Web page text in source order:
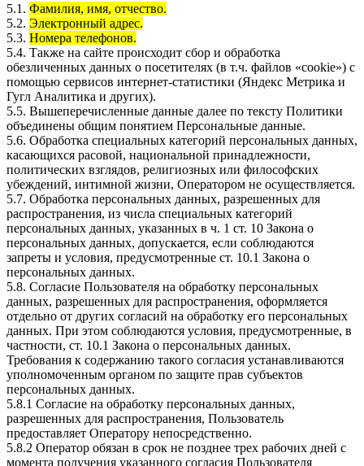
5.1. Фамилия, имя, отчество.
5.2. Электронный адрес.
5.3. Номера телефонов.
5.4. Также на сайте происходит сбор и обработка
обезличенных данных о посетителях (в т.ч. файлов «cookie») с
помощью сервисов интернет-статистики (Яндекс Метрика и
Гугл Аналитика и других).
5.5. Вышеперечисленные данные далее по тексту Политики
объединены общим понятием Персональные данные.
5.6. Обработка специальных категорий персональных данных,
касающихся расовой, национальной принадлежности,
политических взглядов, религиозных или философских
убеждений, интимной жизни, Оператором не осуществляется.
5.7. Обработка персональных данных, разрешенных для
распространения, из числа специальных категорий
персональных данных, указанных в ч. 1 ст. 10 Закона о
персональных данных, допускается, если соблюдаются
запреты и условия, предусмотренные ст. 10.1 Закона о
персональных данных.
5.8. Согласие Пользователя на обработку персональных
данных, разрешенных для распространения, оформляется
отдельно от других согласий на обработку его персональных
данных. При этом соблюдаются условия, предусмотренные, в
частности, ст. 10.1 Закона о персональных данных.
Требования к содержанию такого согласия устанавливаются
уполномоченным органом по защите прав субъектов
персональных данных.
5.8.1 Согласие на обработку персональных данных,
разрешенных для распространения, Пользователь
предоставляет Оператору непосредственно.
5.8.2 Оператор обязан в срок не позднее трех рабочих дней с
момента получения указанного согласия Пользователя